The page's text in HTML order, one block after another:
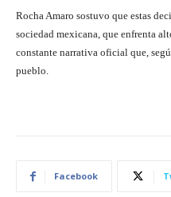
Rocha Amaro sostuvo que estas
sociedad mexicana, que enfrenta
constante narrativa oficial que,
pueblo.
Facebook